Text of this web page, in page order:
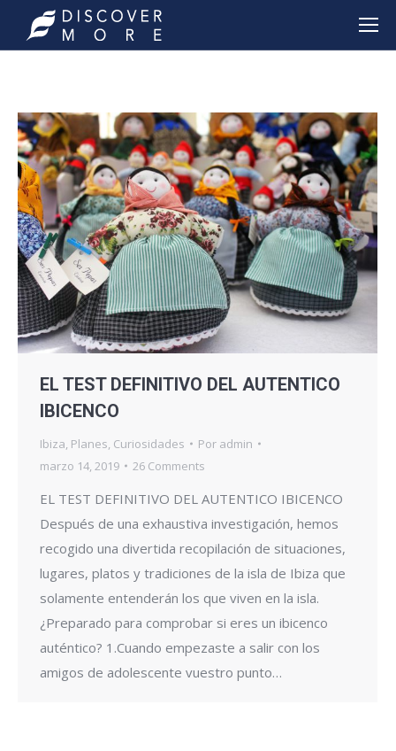
EL TEST DEFINITIVO DEL AUTENTICO
IBICENCO
Ibiza Planes Curiosidades Por admin
marzo 14, 2019
26 Comments
EL TEST DEFINITIVO DEL AUTENTICO IBICENCO
Después de una exhaustiva investigación, hemos
recogido una divertida recopilación de situaciones,
lugares, platos y tradiciones de la isla de Ibiza que
solamente entenderán los que viven en la isla.
¿Preparado para comprobar si eres un ibicenco
auténtico? 1.Cuando empezaste a salir con los
amigos de adolescente vuestro punto…